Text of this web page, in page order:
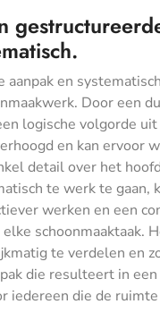
aanpak en
Door een
logische volgorde
en kan ervoor
detail over het
te werk te gaan,
werken en een
schoonmaaktaak.
te verdelen en
die resulteert in een
iedereen die de